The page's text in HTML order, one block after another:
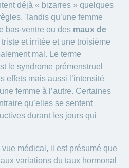
déjà « bizarres » quelques
Tandis qu’une femme
bas-ventre ou des maux de
et irritée et une troisième
mal. Le terme
le syndrome prémenstruel
effets mais aussi l’intensité
femme à l’autre. Certaines
qu’elles se sentent
durant les jours qui
vue médical, il est présumé que
variations du taux hormonal